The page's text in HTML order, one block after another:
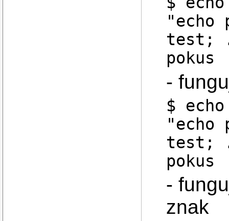
"echo
test;
pokus
-
$
"echo
test;
pokus
-
znak